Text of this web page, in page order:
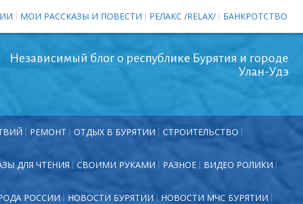
МОИ РАССКАЗЫ И ПОВЕСТИ РЕЛАКС /RELAX/ БАНКРОТСТВО
Независимый блог о республике Бурятия и городе
Улан-Удэ
РЕМОНТ ОТДЫХ В БУРЯТИИ СТРОИТЕЛЬСТВО
ДЛЯ ЧТЕНИЯ СВОИМИ РУКАМИ РАЗНОЕ ВИДЕО РОЛИКИ
РОССИИ НОВОСТИ БУРЯТИИ НОВОСТИ МЧС БУРЯТИИ